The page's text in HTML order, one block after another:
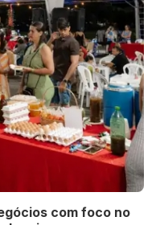
com foco no